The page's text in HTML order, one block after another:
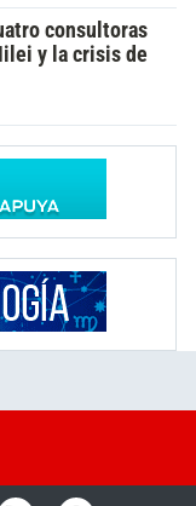
consultoras
y la crisis de